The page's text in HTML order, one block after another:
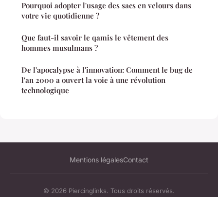
Pourquoi adopter l'usage des sacs en velours dans
votre vie quotidienne ?
Que faut-il savoir le qamis le vêtement des
hommes musulmans ?
De l'apocalypse à l'innovation: Comment le bug de
l'an 2000 a ouvert la voie à une révolution
technologique
Mentions légalesContact
© 2026 Piercinglinks. Tous droits réservés.